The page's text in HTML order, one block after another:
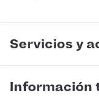
Servicios y
Información